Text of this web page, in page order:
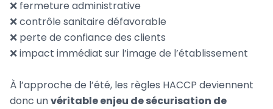
❌ fermeture administrative
❌ contrôle sanitaire défavorable
❌ perte de confiance des clients
❌ impact immédiat sur l’image de l’établissement
À l’approche de l’été, les règles HACCP deviennent
donc unvéritable enjeu de sécurisation de